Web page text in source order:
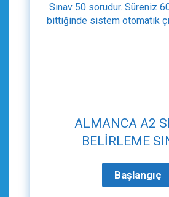
Sınav 50 sorudur. Süreniz
bittiğinde sistem otomatik
ALMANCA A2
BELIRLEME